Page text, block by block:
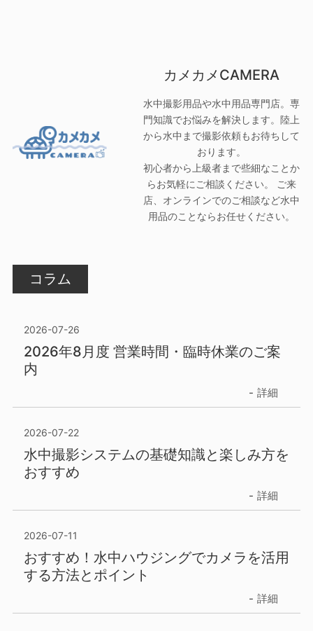
カメカメCAMERA
水中撮影用品や水中用品専門店。専
門知識でお悩みを解決します。陸上
から水中まで撮影依頼もお待ちして
おります。
初心者から上級者まで些細なことか
らお気軽にご相談ください。 ご来
店、オンラインでのご相談など水中
用品のことならお任せください。
コラム
2026-07-26
2026年8月度 営業時間・臨時休業のご案
内
詳細
2026-07-22
水中撮影システムの基礎知識と楽しみ方を
おすすめ
詳細
2026-07-11
おすすめ！水中ハウジングでカメラを活用
する方法とポイント
詳細